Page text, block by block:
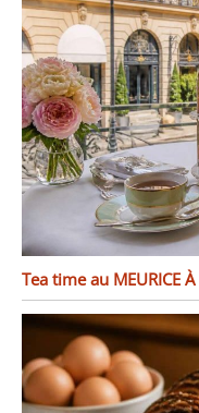
Tea time au MEURICE À